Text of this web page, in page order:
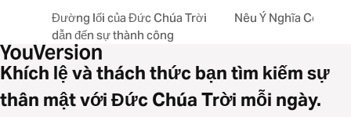
Đường lối của Đức Chúa Trời
dẫn đến sự thành công
Nêu Ý Nghĩa Công
Khích lệ và thách thức bạn tìm kiếm sự
thân mật với Đức Chúa Trời mỗi ngày.